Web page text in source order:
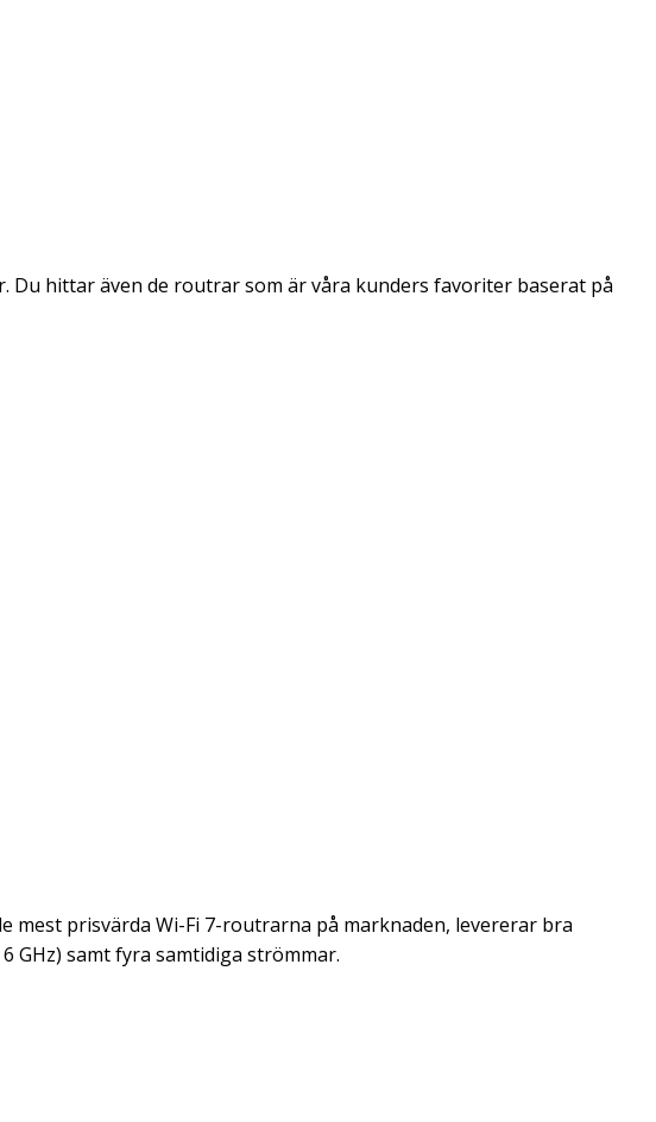
hittar även de routrar som är våra kunders favoriter baserat på
mest prisvärda Wi-Fi 7-routrarna på marknaden, levererar bra
GHz) samt fyra samtidiga strömmar.